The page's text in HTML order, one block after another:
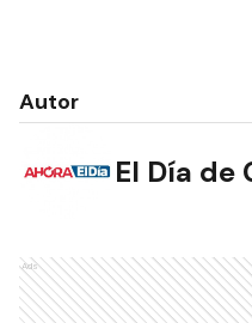
Autor
El Día de
Ads